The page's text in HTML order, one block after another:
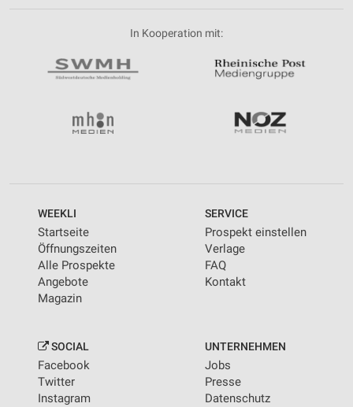
In Kooperation mit:
WEEKLI
Startseite
Öffnungszeiten
Alle Prospekte
Angebote
Magazin
SERVICE
Prospekt einstellen
Verlage
FAQ
Kontakt
SOCIAL
Facebook
Twitter
Instagram
UNTERNEHMEN
Jobs
Presse
Datenschutz